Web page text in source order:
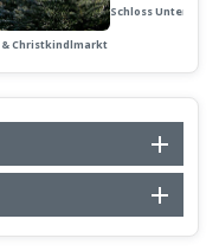
Christkindlmarkt
Schloss